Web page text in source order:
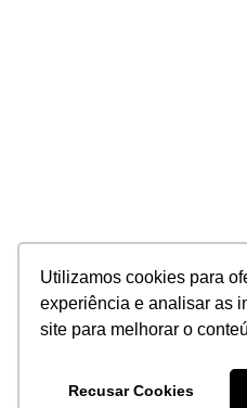
Utilizamos cookies para
experiência e analisar as
site para melhorar o
Recusar Cookies